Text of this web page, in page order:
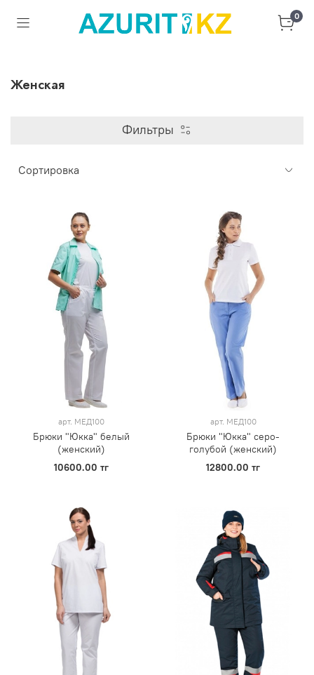
0
Женская
Фильтры
арт. МЕД100
Брюки "Юкка" белый
(женский)
10600.00 тг
арт. МЕД100
Брюки "Юкка" серо-
голубой (женский)
12800.00 тг